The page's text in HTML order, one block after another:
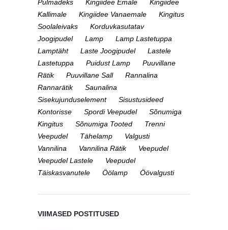
Pulmadeks
Kingiidee Emale
Kingiidee
Kallimale
Kingiidee Vanaemale
Kingitus
Soolaleivaks
Korduvkasutatav
Joogipudel
Lamp
Lamp Lastetuppa
Lamptäht
Laste Joogipudel
Lastele
Lastetuppa
Puidust Lamp
Puuvillane
Rätik
Puuvillane Sall
Rannalina
Rannarätik
Saunalina
Sisekujunduselement
Sisustusideed
Kontorisse
Spordi Veepudel
Sõnumiga
Kingitus
Sõnumiga Tooted
Trenni
Veepudel
Tähelamp
Valgusti
Vannilina
Vannilina Rätik
Veepudel
Veepudel Lastele
Veepudel
Täiskasvanutele
Öölamp Öövalgusti
VIIMASED POSTITUSED